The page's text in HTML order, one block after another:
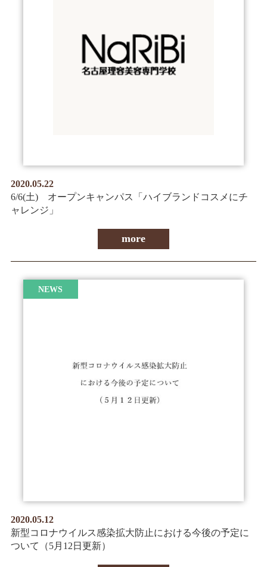
2020.05.22
6/6(土) オープンキャンパス「ハイブランドコスメにチ
ャレンジ」
more
NEWS
2020.05.12
新型コロナウイルス感染拡大防止における今後の予定に
ついて（5月12日更新）